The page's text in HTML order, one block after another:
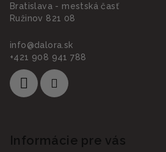
Bratislava - mestská časť
Ružinov 821 08
info@dalora.sk
+421 908 941 788
Informácie pre vás